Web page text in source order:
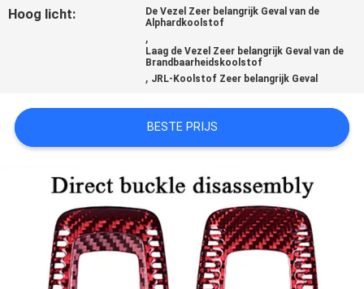
NEWS
SITEMAP
PRIVACY
POLICY
Hoog licht:
De Vezel Zeer belangrijk Geval van de
Alphardkoolstof
,
Laag de Vezel Zeer belangrijk Geval van de
Brandbaarheidskoolstof
, JRL-Koolstof Zeer belangrijk Geval
BESTE PRIJS